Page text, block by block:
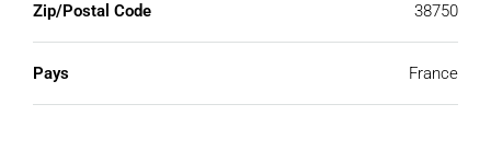
Zip/Postal Code 38750
Pays France